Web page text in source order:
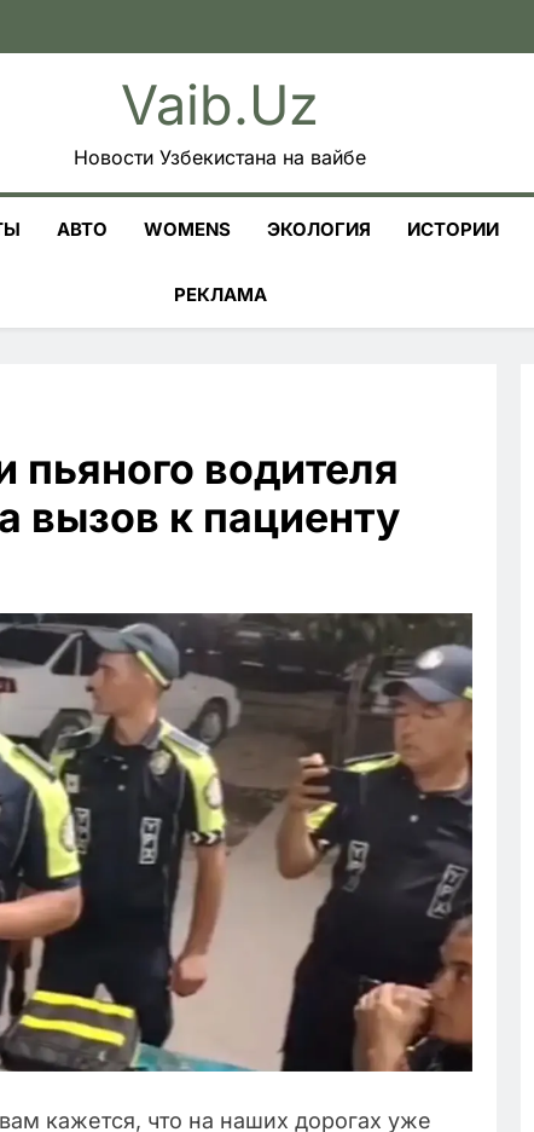
Vaib.uz
Новости Узбекистана на вайбе
АВТО WOMENS ЭКОЛОГИЯ ИСТОРИИ
РЕКЛАМА
водителя
вызов к пациенту
кажется, что на наших дорогах уже